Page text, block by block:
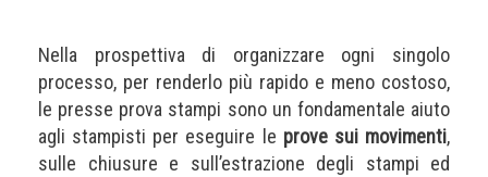
Nella prospettiva di organizzare ogni singolo
processo, per renderlo più rapido e meno costoso,
le presse prova stampi sono un fondamentale aiuto
agli stampisti per eseguire le prove sui movimenti,
sulle chiusure e sull’estrazione degli stampi ed